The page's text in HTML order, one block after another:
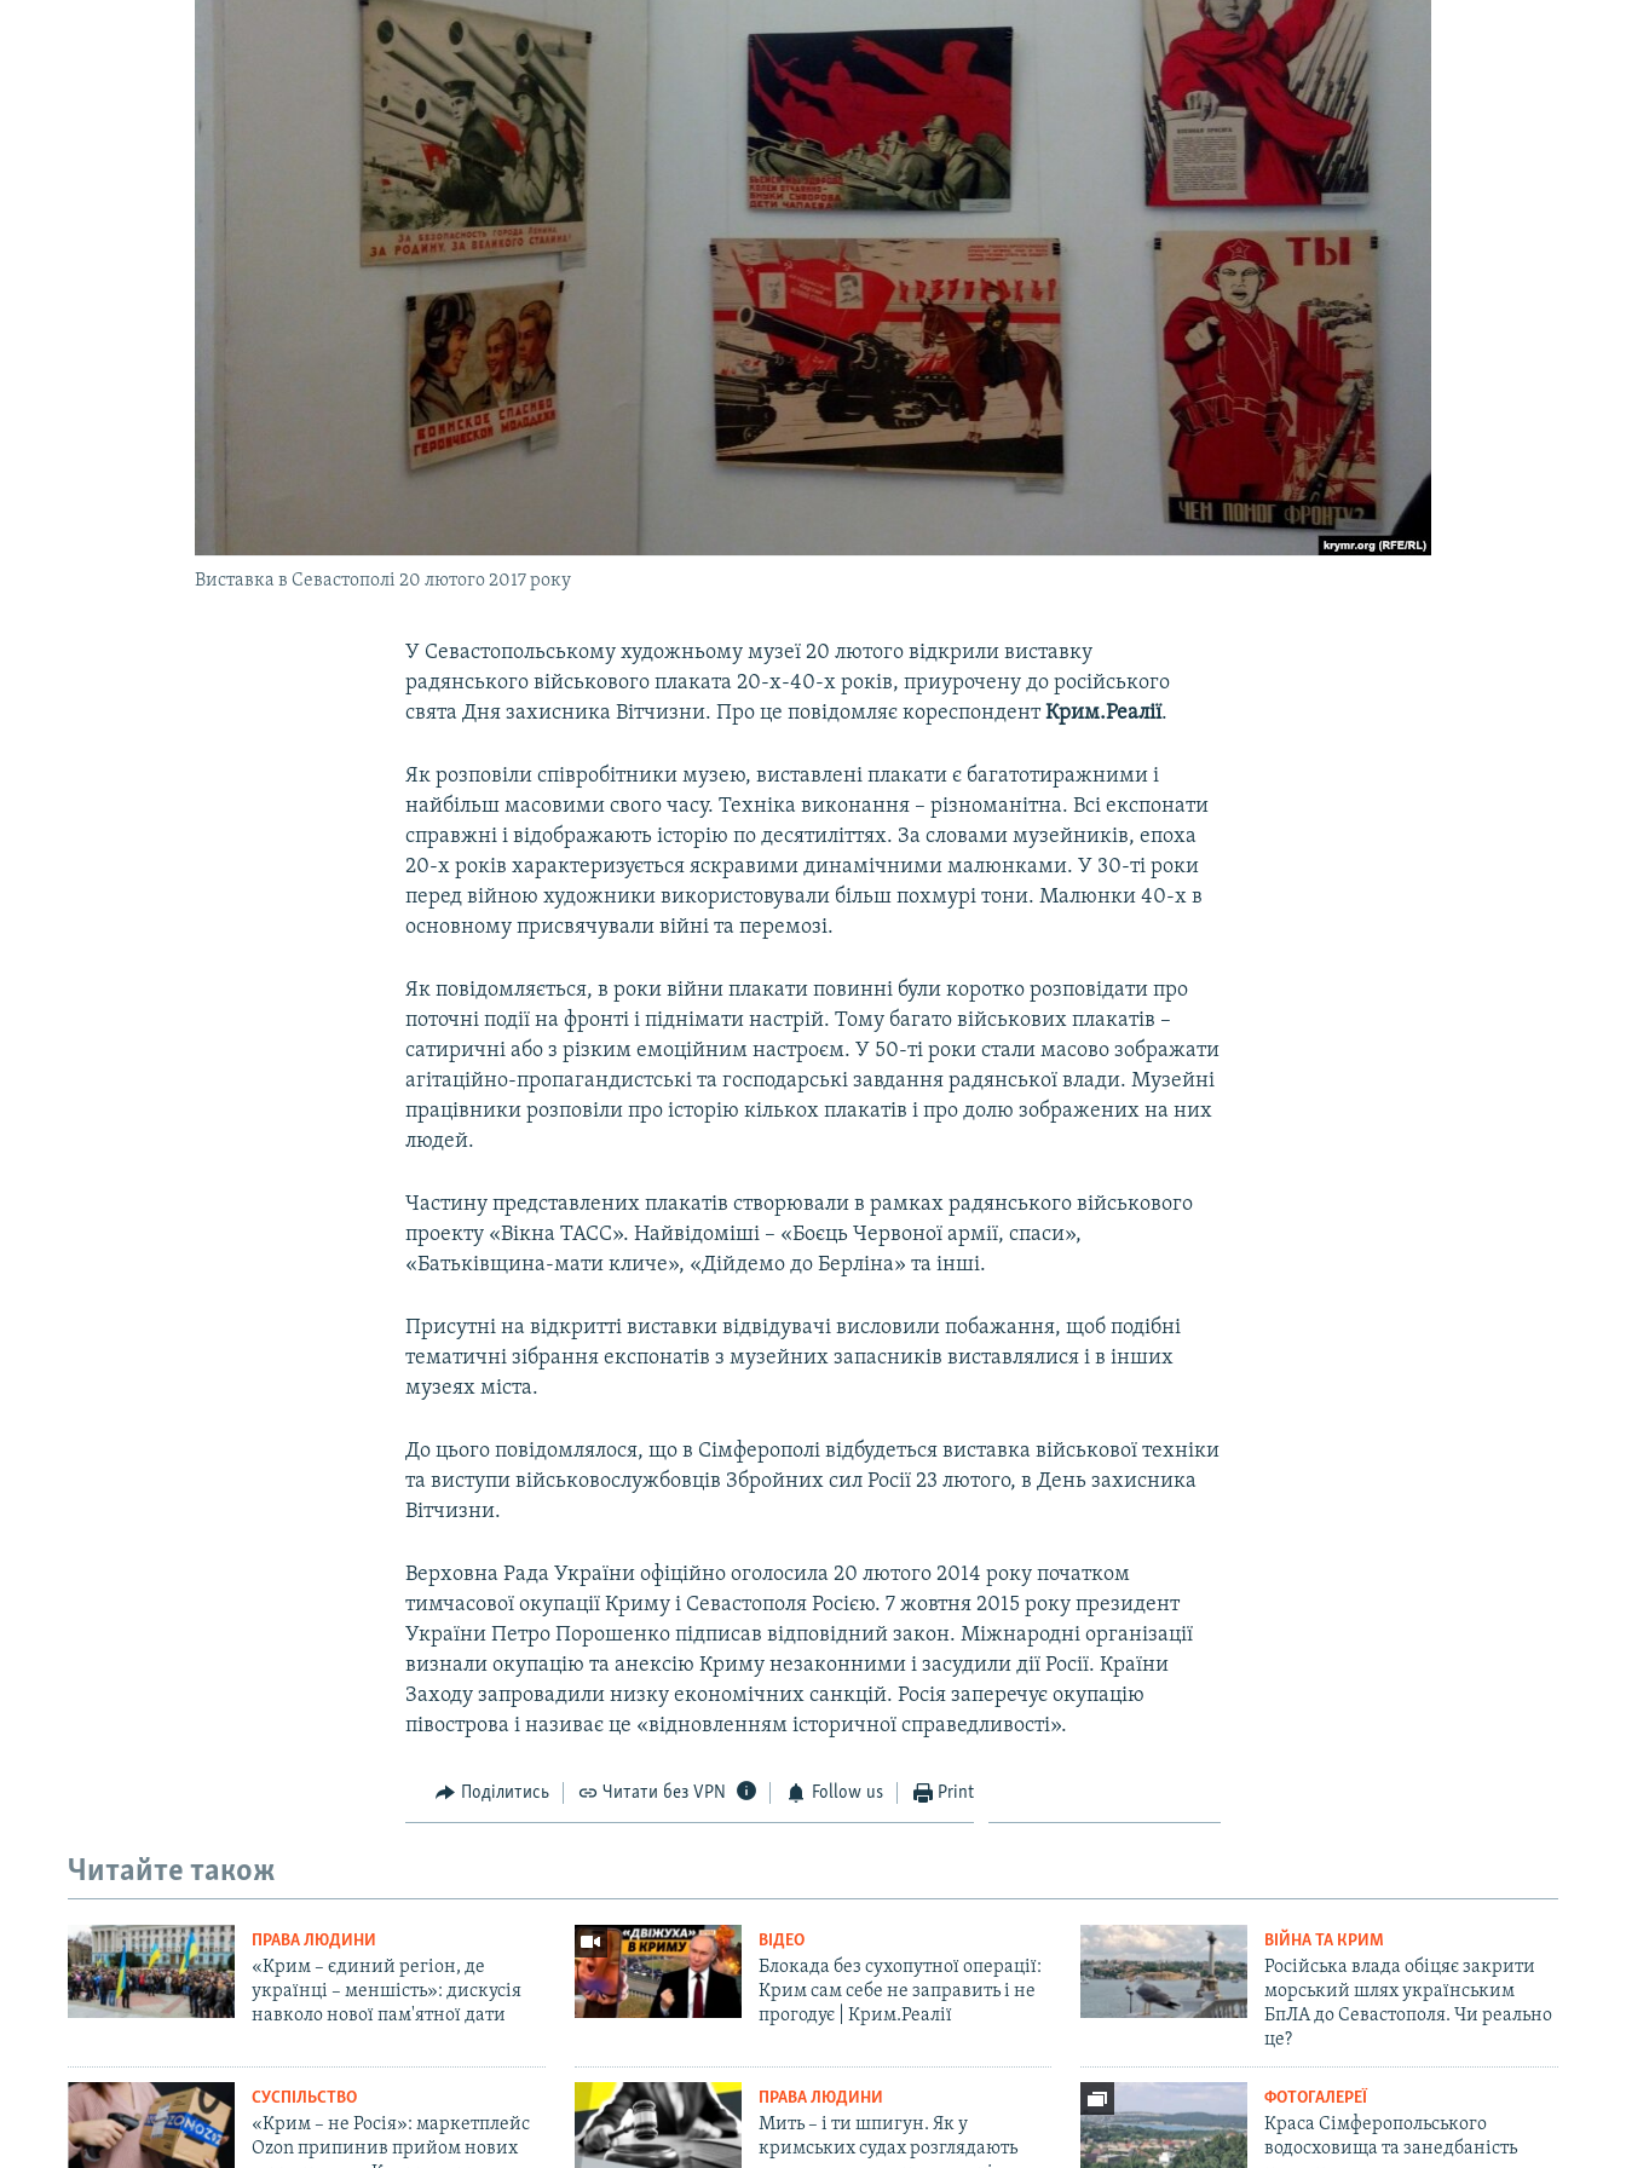
Виставка в Севастополі 20 лютого 2017 року
У Севастопольському художньому музеї 20 лютого відкрили виставку
радянського військового плаката 20-х-40-х років, приурочену до російського
свята Дня захисника Вітчизни. Про це повідомляє кореспондентКрим.Реалії.
Як розповіли співробітники музею, виставлені плакати є багатотиражними і
найбільш масовими свого часу. Техніка виконання – різноманітна. Всі експонати
справжні і відображають історію по десятиліттях. За словами музейників, епоха
20-х років характеризується яскравими динамічними малюнками. У 30-ті роки
перед війною художники використовували більш похмурі тони. Малюнки 40-х в
основному присвячували війні та перемозі.
Як повідомляється, в роки війни плакати повинні були коротко розповідати про
поточні події на фронті і піднімати настрій. Тому багато військових плакатів –
сатиричні або з різким емоційним настроєм. У 50-ті роки стали масово зображати
агітаційно-пропагандистські та господарські завдання радянської влади. Музейні
працівники розповіли про історію кількох плакатів і про долю зображених на них
людей.
Частину представлених плакатів створювали в рамках радянського військового
проекту «Вікна ТАСС». Найвідоміші – «Боєць Червоної армії, спаси»,
«Батьківщина-мати кличе», «Дійдемо до Берліна» та інші.
Присутні на відкритті виставки відвідувачі висловили побажання, щоб подібні
тематичні зібрання експонатів з музейних запасників виставлялися і в інших
музеях міста.
До цього повідомлялося, що в Сімферополі відбудеться виставка військової техніки
та виступи військовослужбовців Збройних сил Росії 23 лютого, в День захисника
Вітчизни.
Верховна Рада України офіційно оголосила 20 лютого 2014 року початком
тимчасової окупації Криму і Севастополя Росією. 7 жовтня 2015 року президент
України Петро Порошенко підписав відповідний закон. Міжнародні організації
визнали окупацію та анексію Криму незаконними і засудили дії Росії. Країни
Заходу запровадили низку економічних санкцій. Росія заперечує окупацію
півострова і називає це «відновленням історичної справедливості».
Поділитись Читати без VPN Follow us Print
Читайте також
ПРАВА ЛЮДИНИ
«Крим – єдиний регіон, де
українці – меншість»: дискусія
навколо нової пам'ятної дати
ВІДЕО
Блокада без сухопутної операції:
Крим сам себе не заправить і не
прогодує | Крим.Реалії
ВІЙНА ТА КРИМ
Російська влада обіцяє закрити
морський шлях українським
БпЛА до Севастополя. Чи реально
це?
СУСПІЛЬСТВО
«Крим – не Росія»: маркетплейс
Ozon припинив прийом нових
ПРАВА ЛЮДИНИ
Мить – і ти шпигун. Як у
кримських судах розглядають
ФОТОГАЛЕРЕЇ
Краса Сімферопольського
водосховища та занедбаність